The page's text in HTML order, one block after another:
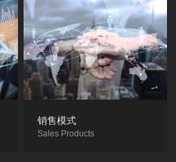
销售模式
Sales Products